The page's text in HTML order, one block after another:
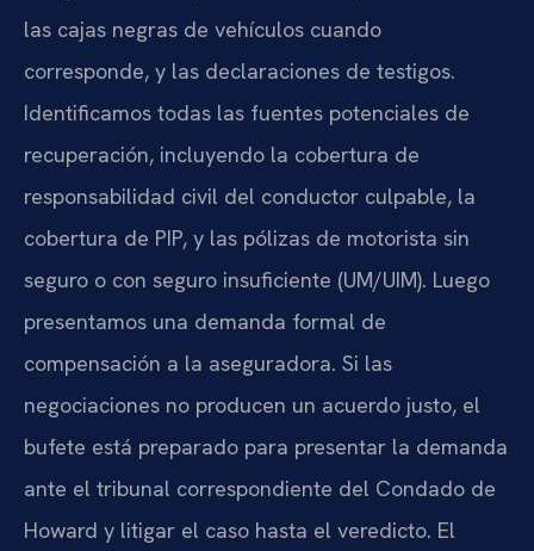
las cajas negras de vehículos cuando
corresponde, y las declaraciones de testigos.
Identificamos todas las fuentes potenciales de
recuperación, incluyendo la cobertura de
responsabilidad civil del conductor culpable, la
cobertura de PIP, y las pólizas de motorista sin
seguro o con seguro insuficiente (UM/UIM). Luego
presentamos una demanda formal de
compensación a la aseguradora. Si las
negociaciones no producen un acuerdo justo, el
bufete está preparado para presentar la demanda
ante el tribunal correspondiente del Condado de
Howard y litigar el caso hasta el veredicto. El